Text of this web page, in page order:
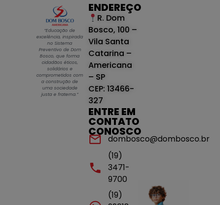
“Educação de
excelência, inspirada
no Sistema
Preventivo de Dom
Bosco, que forma
cidadãos éticos,
solidários e
comprometidos com
a construção de
uma sociedade
justa e fraterna.”
ENDEREÇO
R. Dom
Bosco, 100 –
Vila Santa
Catarina –
Americana
– SP
CEP: 13466-
327
ENTRE EM
CONTATO
CONOSCO
dombosco@dombosco.br
(19)
3471-
9700
(19)